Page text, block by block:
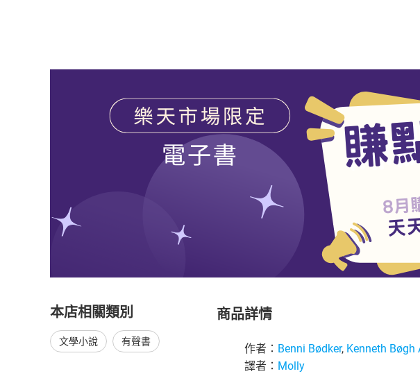
本店相關類別
文學小說 有聲書
商品詳情
作者： Benni Bødker, Kenneth Bøgh
譯者： Molly